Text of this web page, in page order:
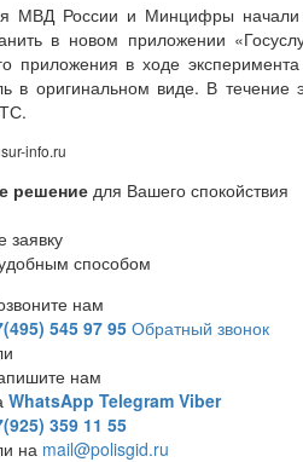
МВД России и Минцифры начали
в новом приложении
приложения в ходе
в оригинальном виде. В течение
info.ru
решение для Вашего спокойствия
заявку
способом
нам
545 97 95 Обратный звонок
нам
WhatsApp Telegram Viber
359 11 55
на mail@polisgid.ru